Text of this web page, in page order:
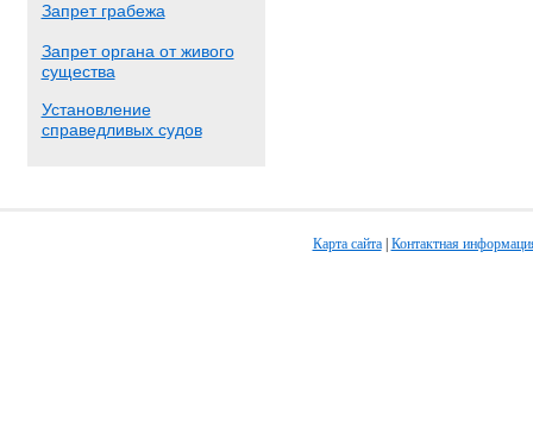
Запрет грабежа
Запрет органа от живого
существа
Установление
справедливых судов
Карта сайта| Контактная